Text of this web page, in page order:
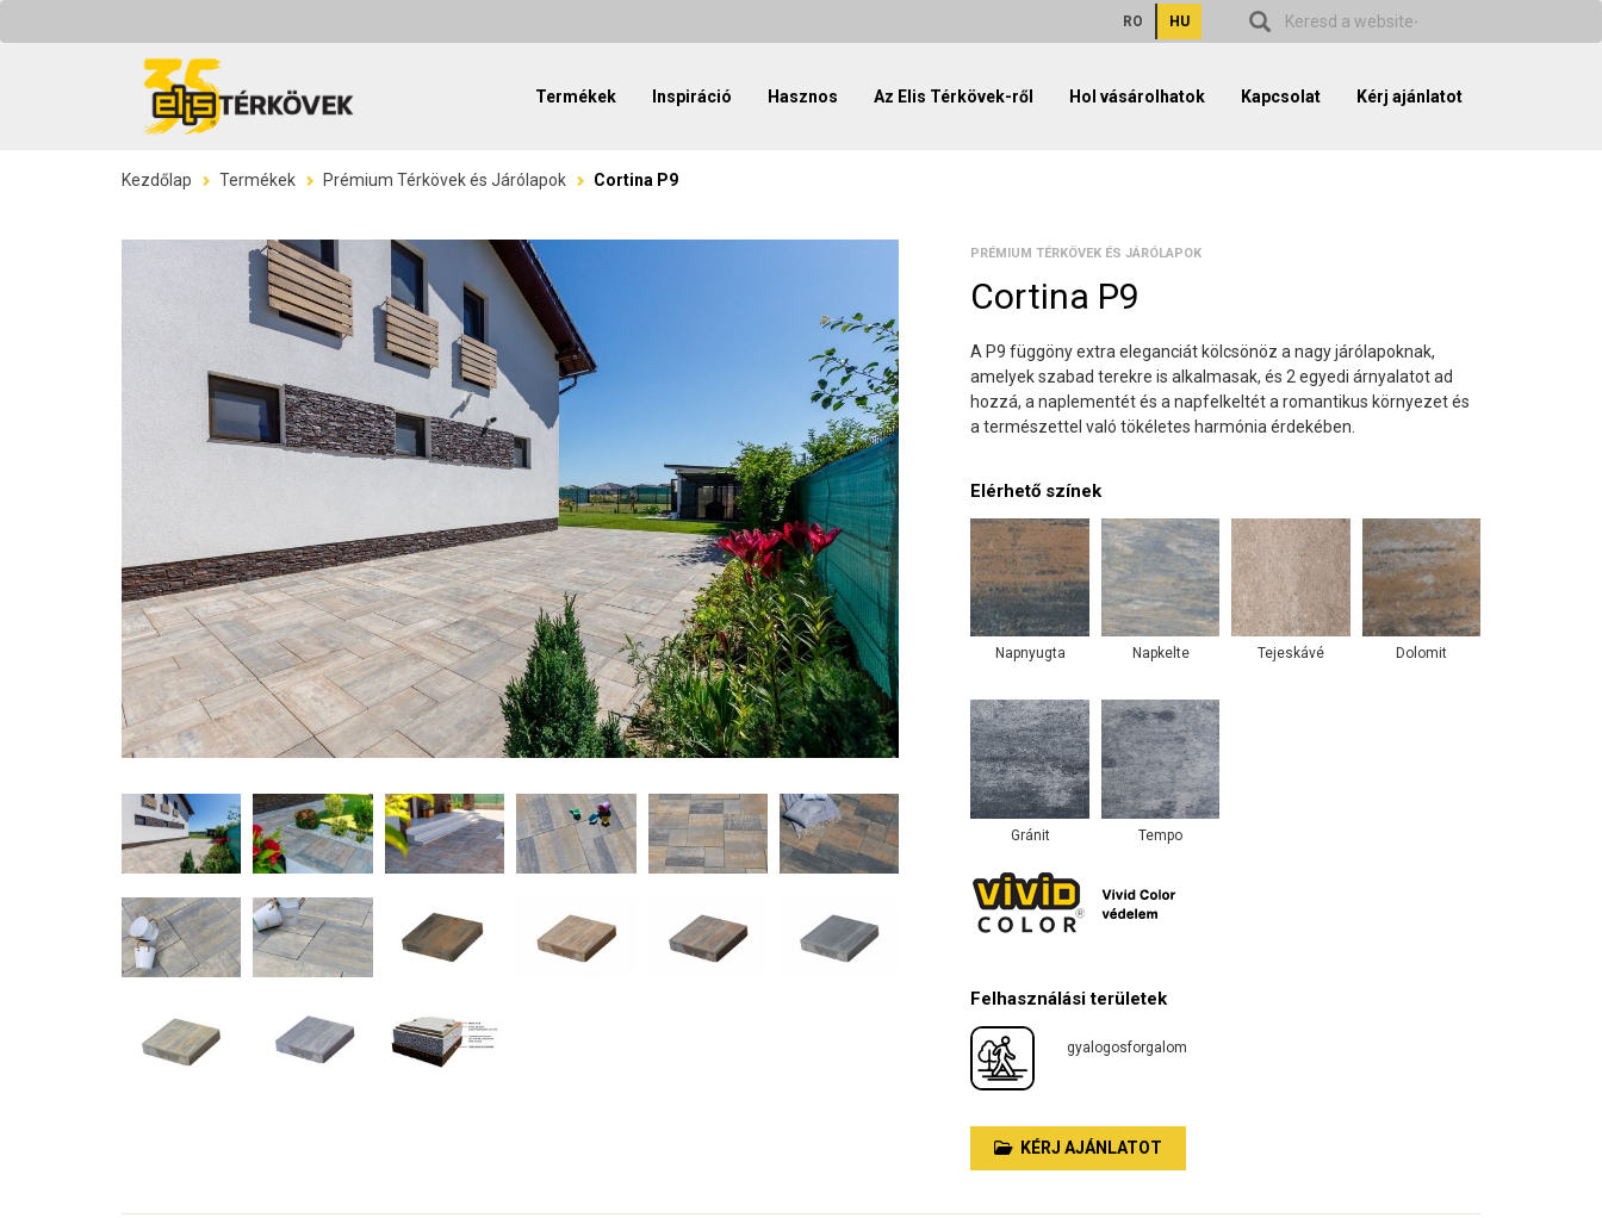
RO HU
Termékek Inspiráció Hasznos Az Elis Térkövek-ről Hol vásárolhatok Kapcsolat Kérj ajánlatot
Kezdőlap Termékek Prémium Térkövek és Járólapok Cortina P9
PRÉMIUM TÉRKÖVEK ÉS JÁRÓLAPOK
Cortina P9
A P9 függöny extra eleganciát kölcsönöz a nagy járólapoknak,
amelyek szabad terekre is alkalmasak, és 2 egyedi árnyalatot ad
hozzá, a naplementét és a napfelkeltét a romantikus környezet és
a természettel való tökéletes harmónia érdekében.
Elérhető színek
Napnyugta Napkelte Tejeskávé Dolomit
Gránit Tempo
Felhasználási területek
gyalogosforgalom
KÉRJ AJÁNLATOT